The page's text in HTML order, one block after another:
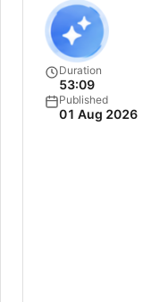
Duration
53:09
Published
01 Aug 2026